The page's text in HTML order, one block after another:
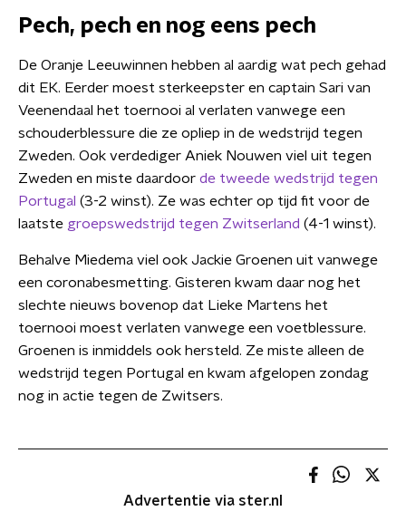
Pech, pech en nog eens pech
De Oranje Leeuwinnen hebben al aardig wat pech gehad
dit EK. Eerder moest sterkeepster en captain Sari van
Veenendaal het toernooi al verlaten vanwege een
schouderblessure die ze opliep in de wedstrijd tegen
Zweden. Ook verdediger Aniek Nouwen viel uit tegen
Zweden en miste daardoor de tweede wedstrijd tegen
Portugal (3-2 winst). Ze was echter op tijd fit voor de
laatste groepswedstrijd tegen Zwitserland (4-1 winst).
Behalve Miedema viel ook Jackie Groenen uit vanwege
een coronabesmetting. Gisteren kwam daar nog het
slechte nieuws bovenop dat Lieke Martens het
toernooi moest verlaten vanwege een voetblessure.
Groenen is inmiddels ook hersteld. Ze miste alleen de
wedstrijd tegen Portugal en kwam afgelopen zondag
nog in actie tegen de Zwitsers.
Advertentie via ster.nl